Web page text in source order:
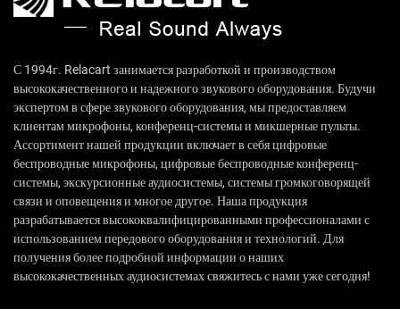
С 1994г. Relacart занимается разработкой и производством
высококачественного и надежного звукового оборудования. Будучи
экспертом в сфере звукового оборудования, мы предоставляем
клиентам микрофоны, конференц-системы и микшерные пульты.
Ассортимент нашей продукции включает в себя цифровые
беспроводные микрофоны, цифровые беспроводные конференц-
системы, экскурсионные аудиосистемы, системы громкоговорящей
связи и оповещения и многое другое. Наша продукция
разрабатывается высококвалифицированными профессионалами с
использованием передового оборудования и технологий. Для
получения более подробной информации о наших
высококачественных аудиосистемах свяжитесь с нами уже сегодня!